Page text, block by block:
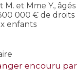
et Mme Y., âgés
000 € de droits
enfants